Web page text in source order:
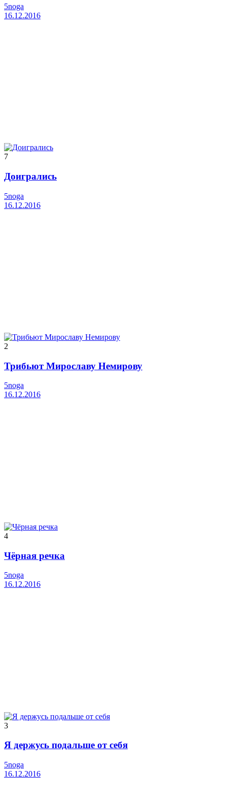
5noga
16.12.2016
7
Доигрались
5noga
16.12.2016
2
Трибьют Мирославу Немирову
5noga
16.12.2016
4
Чёрная речка
5noga
16.12.2016
3
Я держусь подальше от себя
5noga
16.12.2016